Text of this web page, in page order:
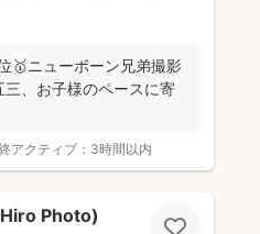
🥇ニューボーン兄弟撮影
三、お子様のペースに寄
アクティブ： 3時間以内
Photo)